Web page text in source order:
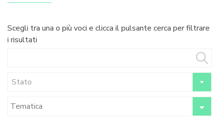
Scegli tra una o più voci e clicca il pulsante cerca per filtrare
i risultati
Stato